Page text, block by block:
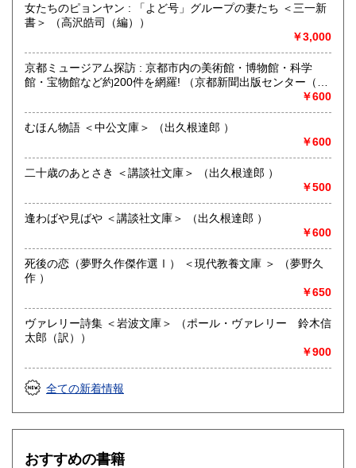
女たちのピョンヤン : 「よど号」グループの妻たち ＜三一新
書＞ （高沢皓司（編））
￥3,000
京都ミュージアム探訪 : 京都市内の美術館・博物館・科学
館・宝物館など約200件を網羅! （京都新聞出版センター（編
￥600
むほん物語 ＜中公文庫＞ （出久根達郎 ）
￥600
二十歳のあとさき ＜講談社文庫＞ （出久根達郎 ）
￥500
逢わばや見ばや ＜講談社文庫＞ （出久根達郎 ）
￥600
死後の恋（夢野久作傑作選Ⅰ） ＜現代教養文庫 ＞ （夢野久
作 ）
￥650
ヴァレリー詩集 ＜岩波文庫＞ （ポール・ヴァレリー 鈴木信
太郎（訳））
￥900
全ての新着情報
おすすめの書籍